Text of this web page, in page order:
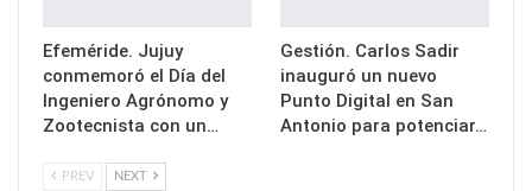
Efeméride. Jujuy
conmemoró el Día del
Ingeniero Agrónomo y
Zootecnista con un…
Gestión. Carlos Sadir
inauguró un nuevo
Punto Digital en San
Antonio para potenciar…
PREV NEXT